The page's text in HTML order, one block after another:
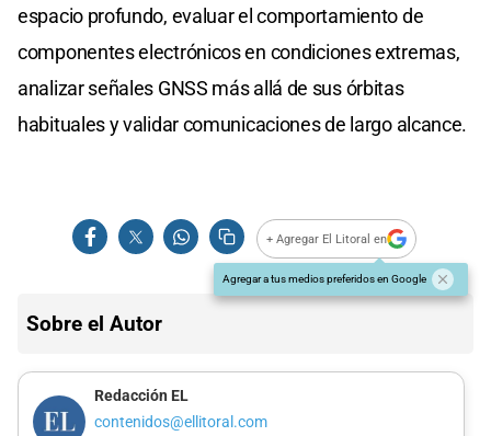
espacio profundo, evaluar el comportamiento de
componentes electrónicos en condiciones extremas,
analizar señales GNSS más allá de sus órbitas
habituales y validar comunicaciones de largo alcance.
+ Agregar El Litoral en
Agregar a tus medios preferidos en Google
Sobre el Autor
Redacción EL
contenidos@ellitoral.com